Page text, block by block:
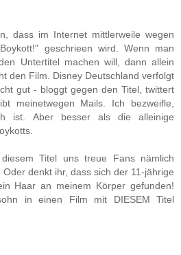
dass im Internet mittlerweile wegen
geschrieen wird. Wenn man
Untertitel machen will, dann allein
den Film. Disney Deutschland verfolgt
gut - bloggt gegen den Titel, twittert
meinetwegen Mails. Ich bezweifle,
ist. Aber besser als die alleinige
Titel uns treue Fans nämlich
denkt ihr, dass sich der 11-jährige
Haar an meinem Körper gefunden!
in einen Film mit DIESEM Titel